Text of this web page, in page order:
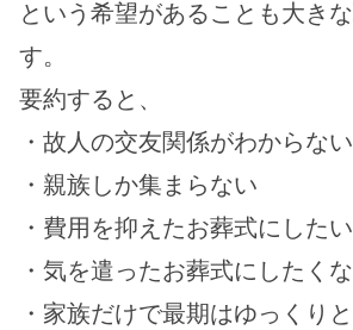
という希望があることも大き
す。
要約すると、
・故人の交友関係がわからない
・親族しか集まらない
・費用を抑えたお葬式にしたい
・気を遣ったお葬式にしたく
・家族だけで最期はゆっくり